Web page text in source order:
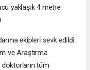
yaklaşık 4 metre
ekipleri sevk edildi.
ve Araştırma
doktorların tüm